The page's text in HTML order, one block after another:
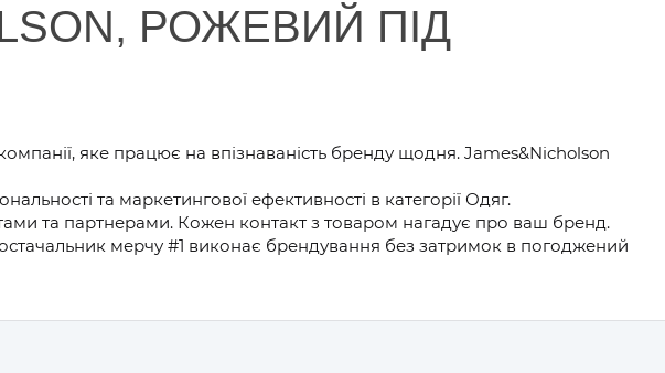
РОЖЕВИЙ ПІД
яке працює на впізнаваність бренду щодня. James&Nicholson
та маркетингової ефективності в категорії Одяг.
та партнерами. Кожен контакт з товаром нагадує про ваш бренд.
мерчу #1 виконає брендування без затримок в погоджений